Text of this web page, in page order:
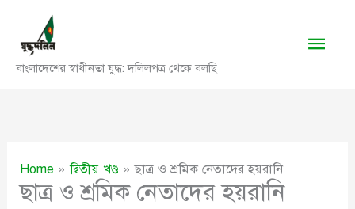
content
বাংলাদেশের স্বাধীনতা যুদ্ধ: দলিলপত্র থেকে বলছি
Main
Home দ্বিতীয় খণ্ড ছাত্র ও শ্রমিক নেতাদের হয়রানি
ছাত্র ও শ্রমিক নেতাদের হয়রানি